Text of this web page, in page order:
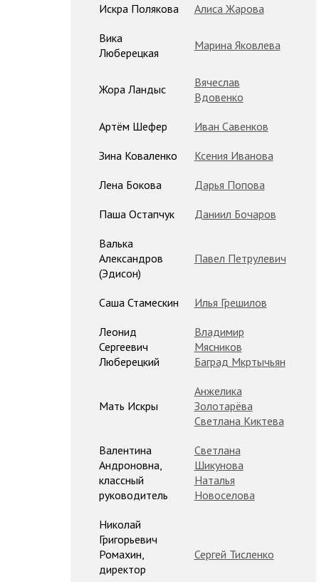
Искра Полякова Алиса Жарова
Вика
Люберецкая
Марина Яковлева
Жора Ландыс
Вячеслав
Вдовенко
Артём Шефер Иван Савенков
Зина Коваленко Ксения Иванова
Лена Бокова Дарья Попова
Паша Остапчук Даниил Бочаров
Валька
Александров
(Эдисон)
Павел Петрулевич
Саша Стамескин Илья Грешилов
Леонид
Сергеевич
Люберецкий
Владимир
Мясников
Баград Мкртычьян
Мать Искры
Анжелика
Золотарёва
Светлана Киктева
Валентина
Андроновна,
классный
руководитель
Светлана
Шикунова
Наталья
Новоселова
Николай
Григорьевич
Ромахин,
директор
Сергей Тисленко